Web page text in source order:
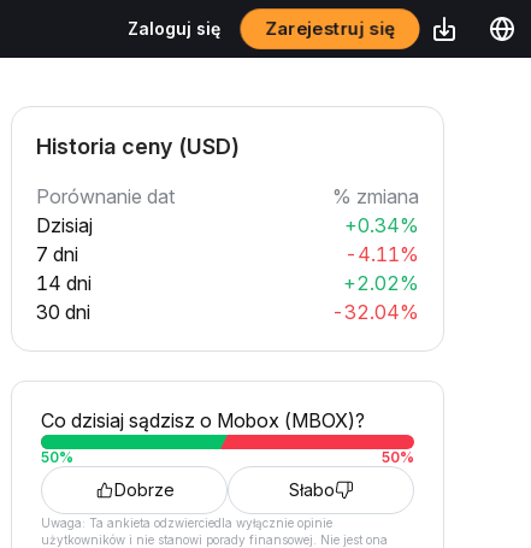
Zaloguj się Zarejestruj się
Historia ceny (USD)
Porównanie dat
% zmiana
Dzisiaj
+0.34%
7 dni
-4.11%
14 dni
+2.02%
30 dni
-32.04%
Co dzisiaj sądzisz o Mobox (MBOX)?
50% 50%
Dobrze Słabo
Uwaga: Ta ankieta odzwierciedla wyłącznie opinie
użytkowników i nie stanowi porady finansowej. Nie jest ona